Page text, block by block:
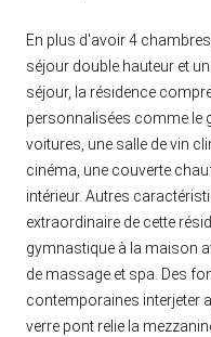
En plus d'avoir 4
séjour double hauteur et
séjour, la résidence
personnalisées comme le
voitures, une salle de vin
cinéma, une couverte
intérieur. Autres
extraordinaire de cette
gymnastique à la maison
de massage et spa. Des
contemporaines interjeter
verre pont relie la